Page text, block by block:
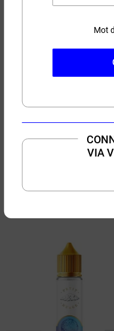
Mot
VIA
Pêche - Pastèque
Rouges Des Bois
5,90 €